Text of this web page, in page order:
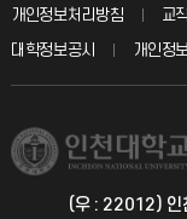
입학안내
취업정보(학생)
칭찬마당
학생서비스 지킴이
총동문회
교육혁신본부
국제지원과
개인정보처리방침 교
대학정보공시
개인정
(우 : 22012) 인